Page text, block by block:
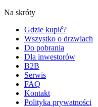
Na skróty
Gdzie kupić?
Wszystko o drzwiach
Do pobrania
Dla inwestorów
B2B
Serwis
FAQ
Kontakt
Polityka prywatności